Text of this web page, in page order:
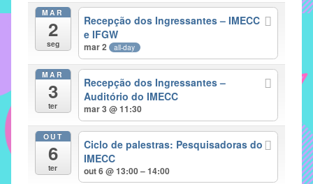
mecanismos
proporcionem
fortalecimento
sociais
profissionais
MAR
2
seg
Recepção dos Ingressantes – IMECC
e IFGW
mar 2 all-day
MAR
3
ter
Recepção dos Ingressantes –
Auditório do IMECC
mar 3 @ 11:30
OUT
6
ter
Ciclo de palestras: Pesquisadoras do
IMECC
out 6 @ 13:00 – 14:00